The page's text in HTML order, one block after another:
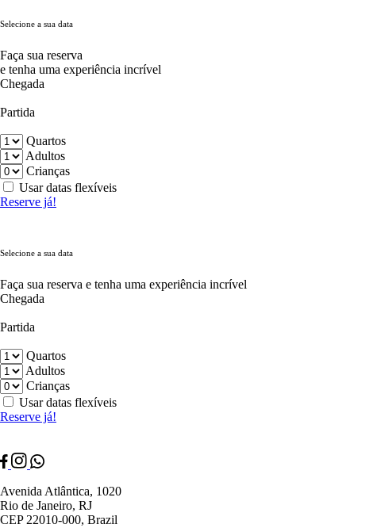
Selecione a sua data
Faça sua reserva
e tenha uma experiência incrível
Chegada
Partida
Quartos
Adultos
Crianças
Usar datas flexíveis
Reserve já!
Selecione a sua data
Faça sua reserva e tenha uma experiência incrível
Chegada
Partida
Quartos
Adultos
Crianças
Usar datas flexíveis
Reserve já!
Avenida Atlântica, 1020
Rio de Janeiro, RJ
CEP 22010-000, Brazil